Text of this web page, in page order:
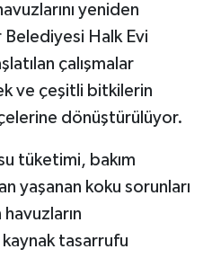
yeniden
Halk Evi
çalışmalar
ve çeşitli bitkilerin
dönüştürülüyor.
tüketimi, bakım
yaşanan koku sorunları
tasarrufu